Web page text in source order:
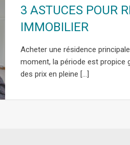
3 ASTUCES POUR
IMMOBILIER
Acheter une résidence
moment, la période est propice
des prix en pleine […]